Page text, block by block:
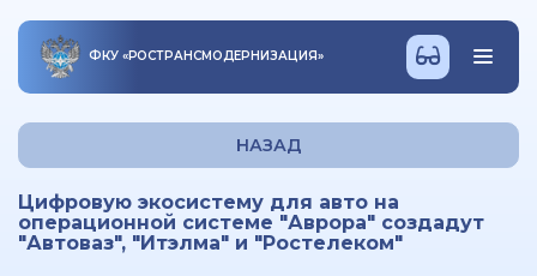
ФКУ «РОСТРАНСМОДЕРНИЗАЦИЯ»
НАЗАД
Цифровую экосистему для авто на
операционной системе "Аврора" создадут
"Автоваз", "Итэлма" и "Ростелеком"